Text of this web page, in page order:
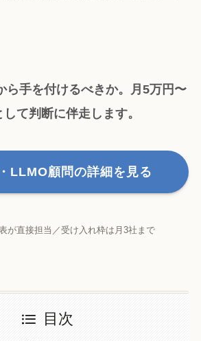
ら手を付けるべきか。月5万円〜
て判断に伴走します。
LLMO顧問の詳細を見る
が直接担当／受け入れ枠は月3社まで
目次